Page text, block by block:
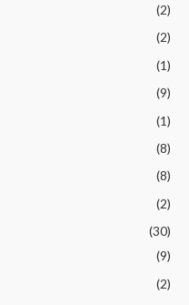
(2)
(2)
(1)
(9)
(1)
(8)
(8)
(2)
(30)
(9)
(2)